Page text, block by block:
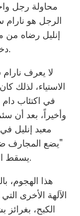
محاولة رجل
الرجل هو
إنليل رضاه من
دخول المدينة ومباركتها بسبب هذه اللعنة.
لا يعرف
الاستياء، لذلك
في اكتئاب دام
وأخيراً، بعد أن
معبد إنليل
"يضع المجارف
يسقط المعبد ساجداً كجندي ميت" (ليك ، 106).
هذا الهجوم،
الآلهة الأخرى
الكبح، بغرائز